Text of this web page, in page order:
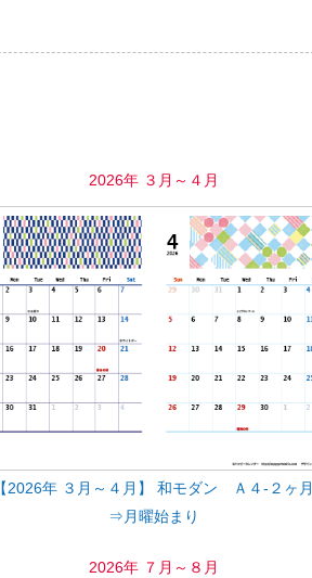
2026年 ３月～４月
【2026年 ３月～４月】 和モダン Ａ４-２ヶ月
⇒月曜始まり
2026年 ７月～８月